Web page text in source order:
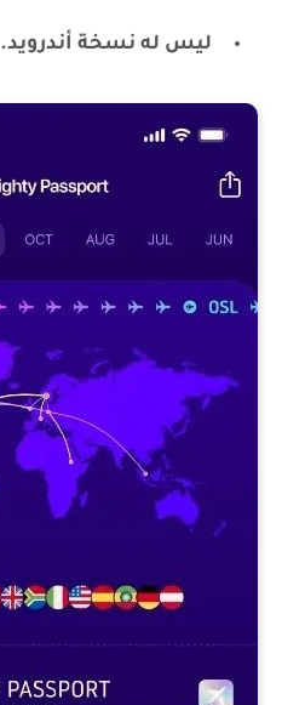
ليس له نسخة أندرويد.